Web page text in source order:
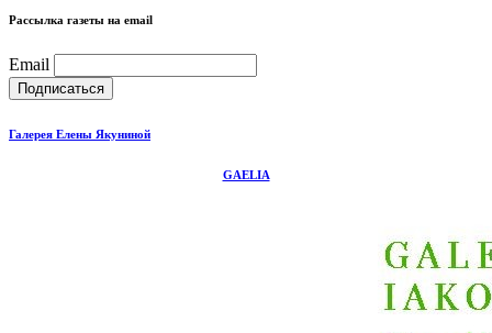
Рассылка газеты на email
Email
Галерея Елены Якуниной
GAELIA